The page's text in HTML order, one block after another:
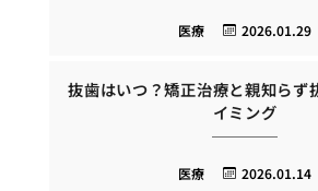
2026.01.29
医療
抜歯はいつ？矯正治療と親知らず
イミング
2026.01.14
医療